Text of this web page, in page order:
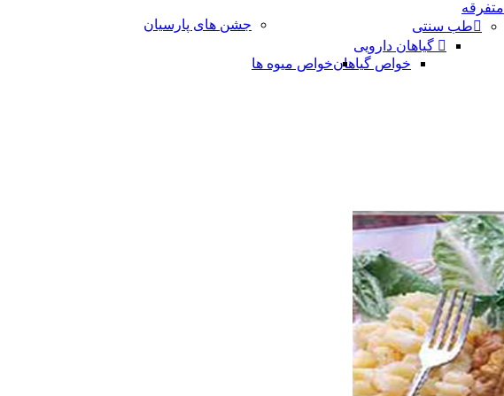
متفرقه
طب سنتی
گیاهان دارویی
خواص گیاهانخواص میوه ها
جشن های پارسیان